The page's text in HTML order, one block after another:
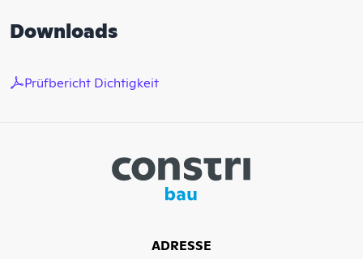
Downloads
Prüfbericht Dichtigkeit
ADRESSE